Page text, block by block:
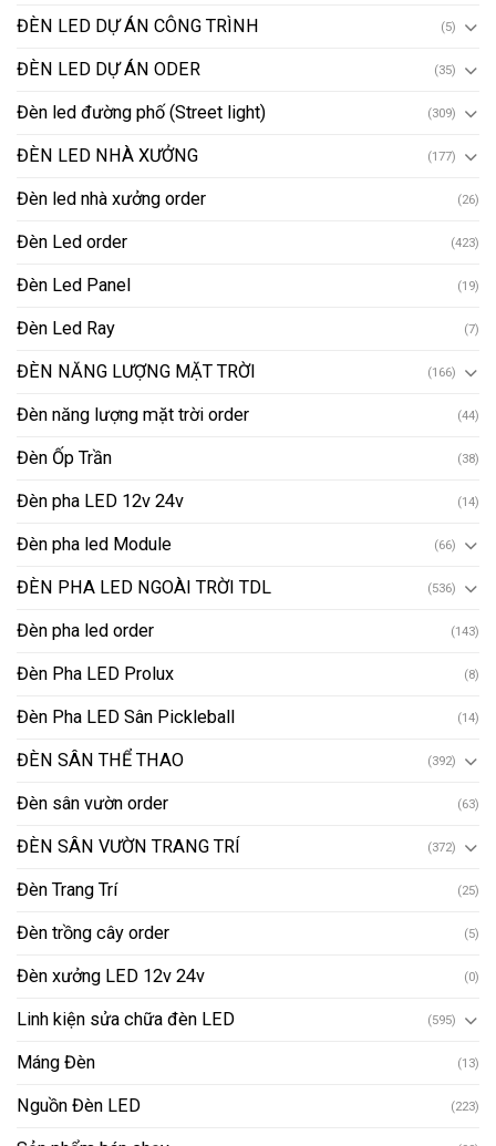
ĐÈN LED DỰ ÁN CÔNG TRÌNH (5)
ĐÈN LED DỰ ÁN ODER (35)
Đèn led đường phố (Street light) (309)
ĐÈN LED NHÀ XƯỞNG (177)
Đèn led nhà xưởng order (26)
Đèn Led order (423)
Đèn Led Panel (19)
Đèn Led Ray (7)
ĐÈN NĂNG LƯỢNG MẶT TRỜI (166)
Đèn năng lượng mặt trời order (44)
Đèn Ốp Trần (38)
Đèn pha LED 12v 24v (14)
Đèn pha led Module (66)
ĐÈN PHA LED NGOÀI TRỜI TDL (536)
Đèn pha led order (143)
Đèn Pha LED Prolux (8)
Đèn Pha LED Sân Pickleball (14)
ĐÈN SÂN THỂ THAO (392)
Đèn sân vườn order (63)
ĐÈN SÂN VƯỜN TRANG TRÍ (372)
Đèn Trang Trí (25)
Đèn trồng cây order (5)
Đèn xưởng LED 12v 24v (0)
Linh kiện sửa chữa đèn LED (595)
Máng Đèn (13)
Nguồn Đèn LED (223)